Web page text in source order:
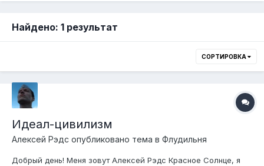
Найдено: 1 результат
СОРТИРОВКА
Идеал-цивилизм
Алексей Рэдс опубликовано тема в Флудильня
Добрый день! Меня зовут Алексей Рэдс Красное Солнце, я